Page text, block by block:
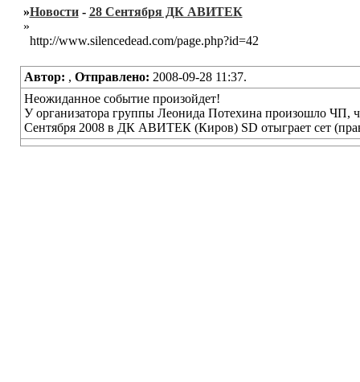
»Новости- 28 Сентября ДК АВИТЕК
»
http://www.silencedead.com/page.php?id=42
Автор: , Отправлено: 2008-09-28 11:37.
Неожиданное событие произойдет!
У организатора группы Леонида Потехина произошло ЧП,
Сентября 2008 в ДК АВИТЕК (Киров) SD отыграет сет